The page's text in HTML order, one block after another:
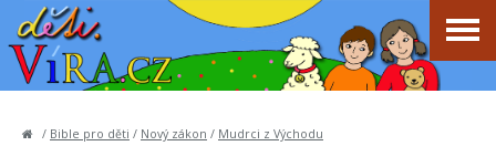
/ Bible pro děti / Nový zákon / Mudrci z Východu